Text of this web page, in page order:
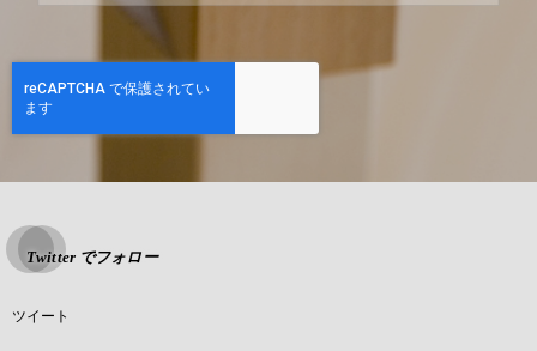
Twitter でフォロー
ツイート